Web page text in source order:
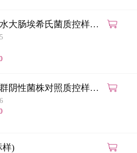
大肠埃希氏菌质控样品
阴性菌株对照质控样品
法）
样)